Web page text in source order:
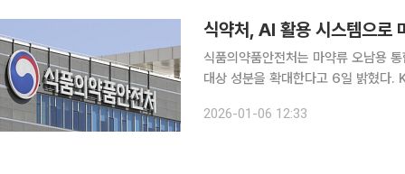
식약처, AI 활용 시스템으로
식품의약품안전처는 마약류 오남용
대상 성분을 확대한다고 6일 밝혔다. K-NASS는 마약류통합관리시스템(NIMS)의 마약류 취급 데
인공지능(AI) 기술을 활용해 사전 예
2026-01-06 12:33